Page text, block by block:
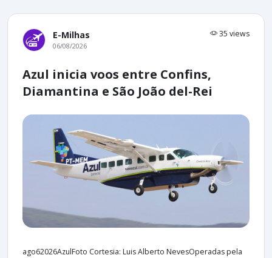
E-Milhas 35 views
06/08/2026
Azul inicia voos entre Confins,
Diamantina e São João del-Rei
ago62026AzulFoto Cortesia: Luis Alberto NevesOperadas pela